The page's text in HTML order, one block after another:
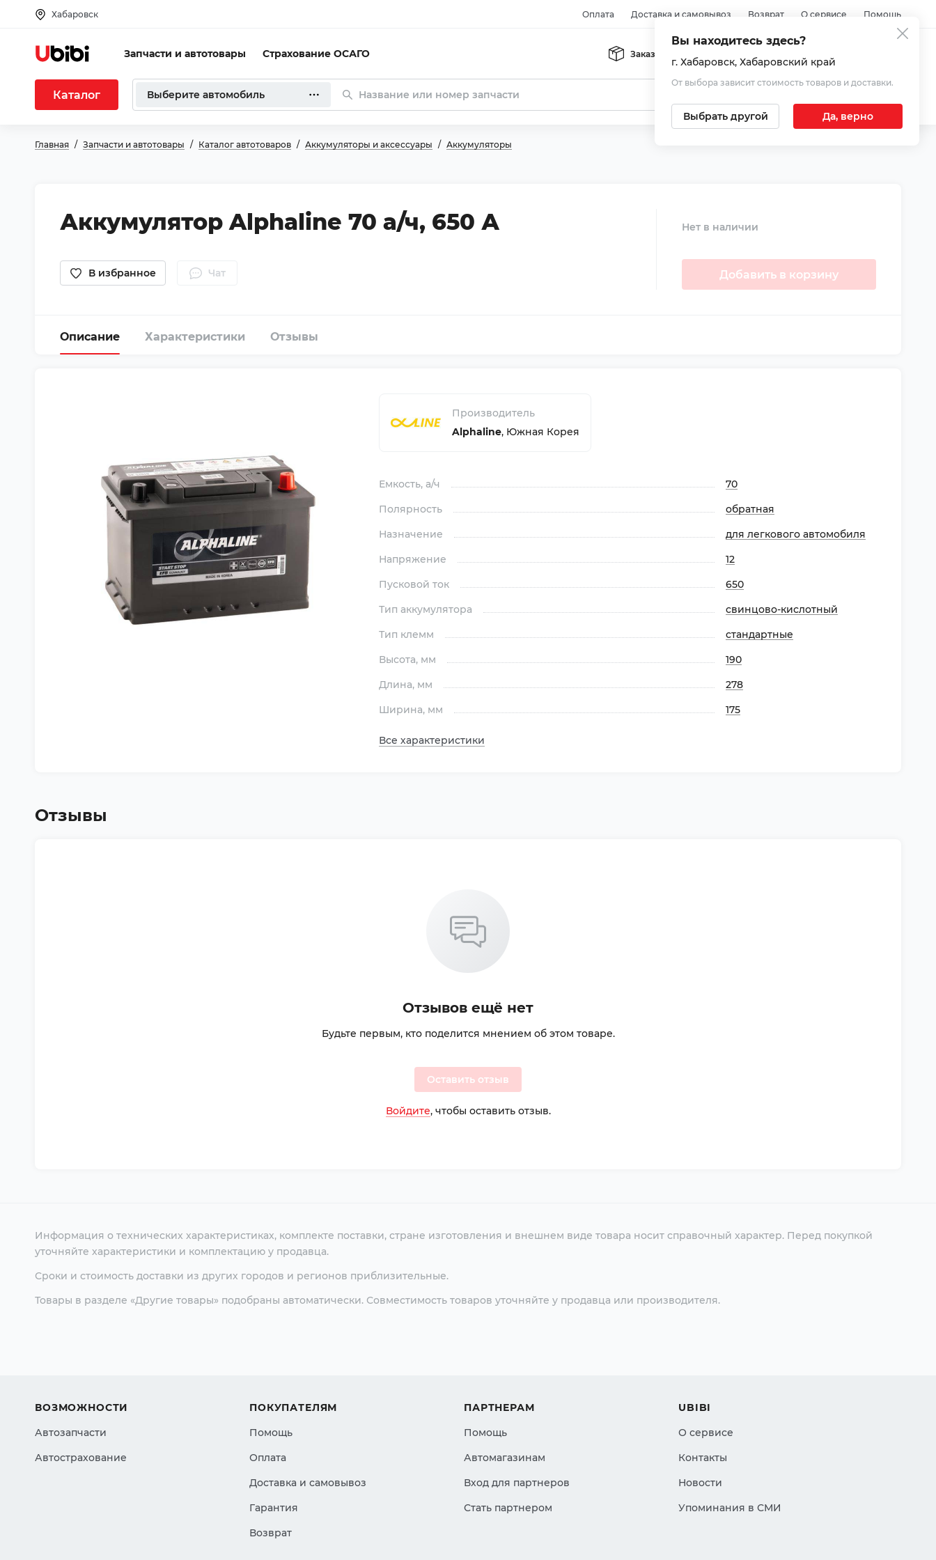
Хабаровск Оплата Доставка и самовывоз Возврат О сервисе Помощь
Запчасти и автотовары Страхование ОСАГО Заказы
Каталог Выберите автомобиль
Главная Запчасти и автотовары Каталог автотоваров Аккумуляторы и аксессуары Аккумуляторы
Аккумулятор Alphaline 70 а/ч, 650 А
В избранное Чат
Нет в наличии
Добавить в корзину
Описание Характеристики Отзывы
Производитель
Alphaline, Южная Корея
Емкость, а/ч
70
Полярность
обратная
Назначение
для легкового автомобиля
Напряжение
12
Пусковой ток
650
Тип аккумулятора
свинцово-кислотный
Тип клемм
стандартные
Высота, мм
190
Длина, мм
278
Ширина, мм 175
Все характеристики
Отзывы
Отзывов ещё нет
Будьте первым, кто поделится мнением об этом товаре.
Оставить отзыв
Войдите, чтобы оставить отзыв.
Информация о технических характеристиках, комплекте поставки, стране изготовления и внешнем виде товара носит справочный характер. Перед покупкой
уточняйте характеристики и комплектацию у продавца.
Сроки и стоимость доставки из других городов и регионов приблизительные.
Товары в разделе «Другие товары» подобраны автоматически. Совместимость товаров уточняйте у продавца или производителя.
ВОЗМОЖНОСТИ
Автозапчасти
Автострахование
ПОКУПАТЕЛЯМ
Помощь
Оплата
Доставка и самовывоз
Гарантия
Возврат
ПАРТНЕРАМ
Помощь
Автомагазинам
Вход для партнеров
Стать партнером
UBIBI
О сервисе
Контакты
Новости
Упоминания в СМИ
Вы находитесь здесь?
г. Хабаровск, Хабаровский край
От выбора зависит стоимость товаров и доставки.
Выбрать другой Да, верно